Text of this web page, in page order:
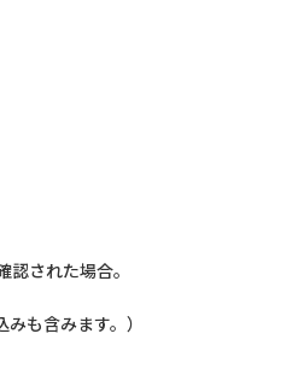
された場合。
も含みます。）